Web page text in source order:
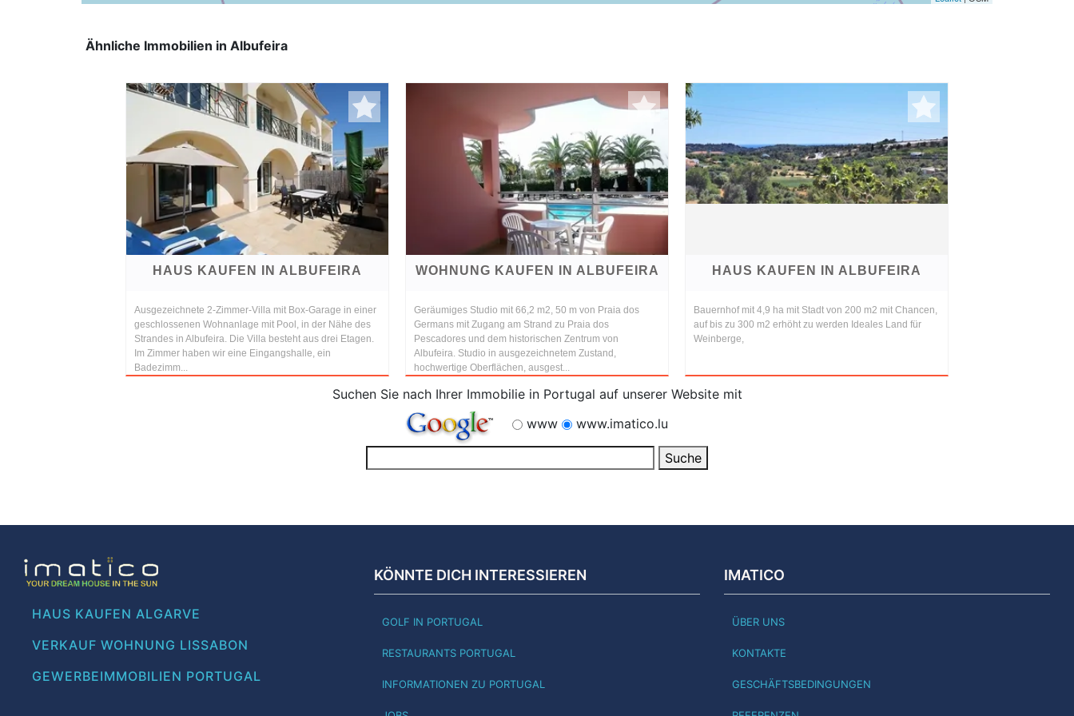
Ähnliche Immobilien in Albufeira
HAUS KAUFEN IN ALBUFEIRA
Ausgezeichnete 2-Zimmer-Villa mit Box-Garage in einer
geschlossenen Wohnanlage mit Pool, in der Nähe des
Strandes in Albufeira. Die Villa besteht aus drei Etagen.
Im Zimmer haben wir eine Eingangshalle, ein
Badezimm...
WOHNUNG KAUFEN IN ALBUFEIRA
Geräumiges Studio mit 66,2 m2, 50 m von Praia dos
Germans mit Zugang am Strand zu Praia dos
Pescadores und dem historischen Zentrum von
Albufeira. Studio in ausgezeichnetem Zustand,
hochwertige Oberflächen, ausgest...
HAUS KAUFEN IN ALBUFEIRA
Bauernhof mit 4,9 ha mit Stadt von 200 m2 mit Chancen,
auf bis zu 300 m2 erhöht zu werden Ideales Land für
Weinberge,
Suchen Sie nach Ihrer Immobilie in Portugal auf unserer Website mit
www
www.imatico.lu
HAUS KAUFEN ALGARVE
VERKAUF WOHNUNG LISSABON
GEWERBEIMMOBILIEN PORTUGAL
KÖNNTE DICH INTERESSIEREN
GOLF IN PORTUGAL
RESTAURANTS PORTUGAL
INFORMATIONEN ZU PORTUGAL
IMATICO
ÜBER UNS
KONTAKTE
GESCHÄFTSBEDINGUNGEN